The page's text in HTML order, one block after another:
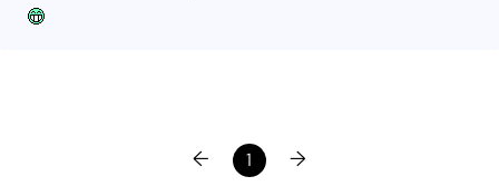
← 1 →